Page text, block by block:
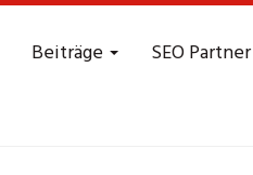
Beiträge SEO Partner